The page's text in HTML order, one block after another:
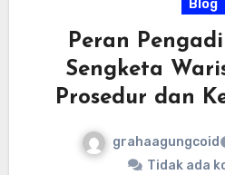
Blog
Peran
Sengketa
Prosedur dan
grahaagungcoid
Tidak ada